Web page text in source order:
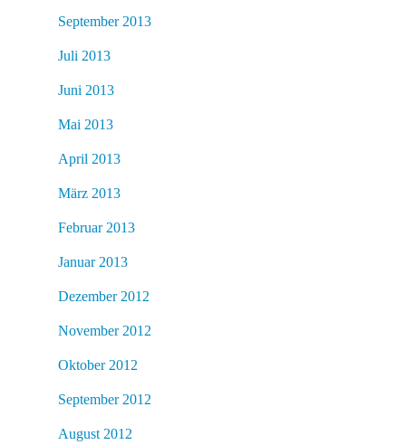
September 2013
Juli 2013
Juni 2013
Mai 2013
April 2013
März 2013
Februar 2013
Januar 2013
Dezember 2012
November 2012
Oktober 2012
September 2012
August 2012